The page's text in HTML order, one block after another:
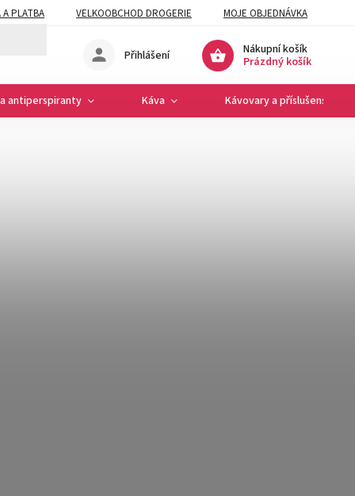
PLATBA VELKOOBCHOD DROGERIE MOJE OBJEDNÁVKA
Nákupní košík
Prázdný košík
Přihlášení
antiperspiranty Káva Kávovary a příslušenství